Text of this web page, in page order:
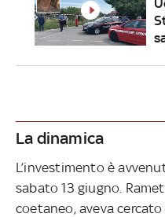
La dinamica
L’investimento è
sabato 13 giugno.
coetaneo, aveva